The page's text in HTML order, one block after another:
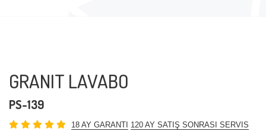
GRANIT LAVABO
PS-139
18 AY GARANTI 120 AY SATIŞ SONRASI SERVIS